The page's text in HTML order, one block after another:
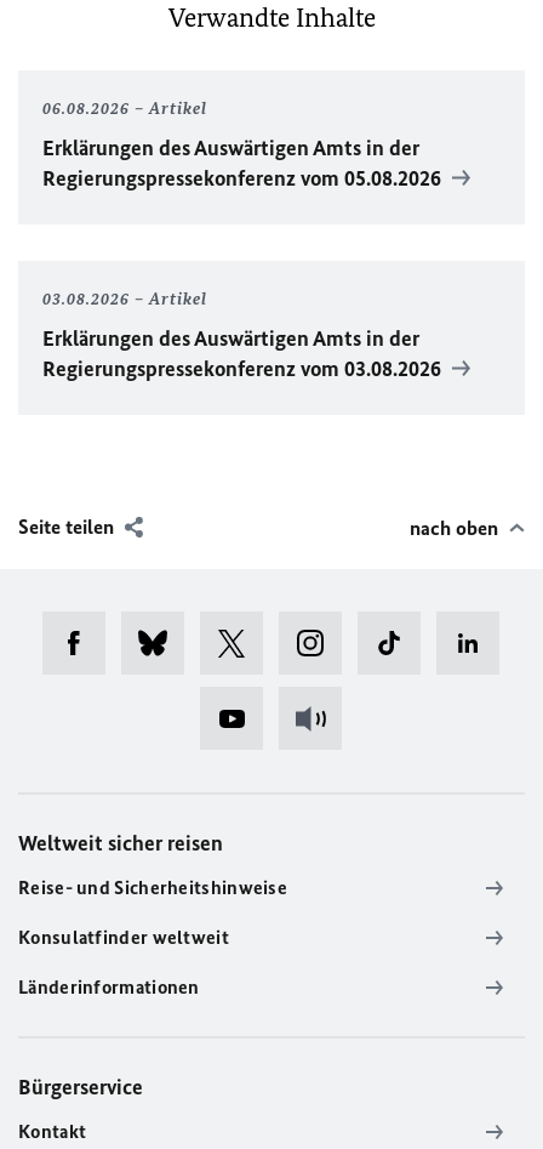
Verwandte Inhalte
06.08.2026 Artikel
Erklärungen des Auswärtigen Amts in der
Regierungspressekonferenz vom 05.08.2026
03.08.2026 Artikel
Erklärungen des Auswärtigen Amts in der
Regierungspressekonferenz vom 03.08.2026
Seite teilen nach oben
Weltweit sicher reisen
Reise- und Sicherheitshinweise
Konsulatfinder weltweit
Länderinformationen
Bürgerservice
Kontakt